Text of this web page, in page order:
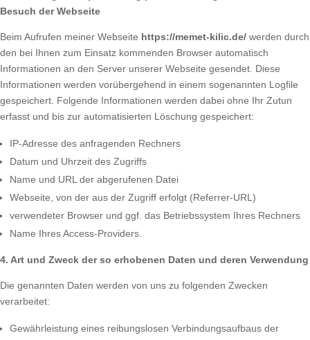
Besuch der Webseite
Beim Aufrufen meiner Webseite https://memet-kilic.de/ werden durch
den bei Ihnen zum Einsatz kommenden Browser automatisch
Informationen an den Server unserer Webseite gesendet. Diese
Informationen werden vorübergehend in einem sogenannten Logfile
gespeichert. Folgende Informationen werden dabei ohne Ihr Zutun
erfasst und bis zur automatisierten Löschung gespeichert:
IP-Adresse des anfragenden Rechners
Datum und Uhrzeit des Zugriffs
Name und URL der abgerufenen Datei
Webseite, von der aus der Zugriff erfolgt (Referrer-URL)
verwendeter Browser und ggf. das Betriebssystem Ihres Rechners
Name Ihres Access-Providers.
4. Art und Zweck der so erhobenen Daten und deren Verwendung
Die genannten Daten werden von uns zu folgenden Zwecken
verarbeitet:
Gewährleistung eines reibungslosen Verbindungsaufbaus der